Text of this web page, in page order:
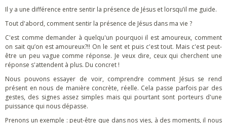
Il y a une différence entre sentir la présence de Jésus et lorsqu’il me guide.
Tout d'abord, comment sentir la présence de Jésus dans ma vie ?
C'est comme demander à quelqu'un pourquoi il est amoureux, comment
on sait qu’on est amoureux?!! On le sent et puis c'est tout. Mais c'est peut-
être un peu vague comme réponse. Je veux dire, ceux qui cherchent une
réponse s'attendent à plus. Du concret !
Nous pouvons essayer de voir, comprendre comment Jésus se rend
présent en nous de manière concrète, réelle. Cela passe parfois par des
gestes, des signes assez simples mais qui pourtant sont porteurs d'une
puissance qui nous dépasse.
Prenons un exemple : peut-être que dans nos vies, à des moments, il nous